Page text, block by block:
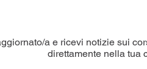
a e ricevi notizie sui
direttamente nella tua